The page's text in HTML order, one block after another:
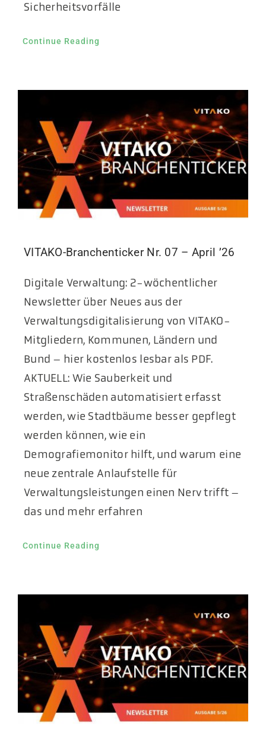
Sicherheitsvorfälle
Continue Reading
VITAKO-Branchenticker Nr. 07 – April ’26
Digitale Verwaltung: 2-wöchentlicher
Newsletter über Neues aus der
Verwaltungsdigitalisierung von VITAKO-
Mitgliedern, Kommunen, Ländern und
Bund – hier kostenlos lesbar als PDF.
AKTUELL: Wie Sauberkeit und
Straßenschäden automatisiert erfasst
werden, wie Stadtbäume besser gepflegt
werden können, wie ein
Demografiemonitor hilft, und warum eine
neue zentrale Anlaufstelle für
Verwaltungsleistungen einen Nerv trifft –
das und mehr erfahren
Continue Reading